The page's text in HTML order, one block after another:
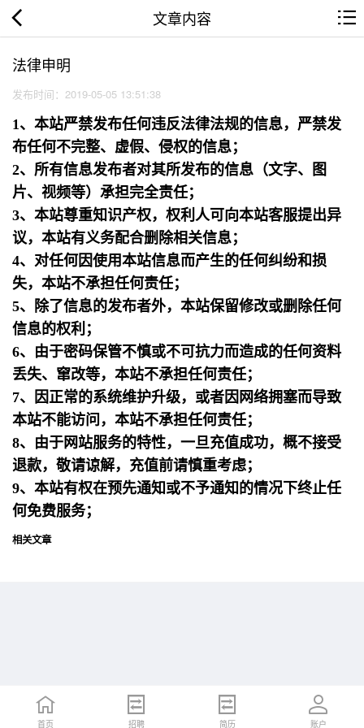
文章内容
法律申明
发布时间：2019-05-05 13:51:38
1、本站严禁发布任何违反法律法规的信息，严禁发
布任何不完整、虚假、侵权的信息；
2、所有信息发布者对其所发布的信息（文字、图
片、视频等）承担完全责任；
3、本站尊重知识产权，权利人可向本站客服提出异
议，本站有义务配合删除相关信息；
4、对任何因使用本站信息而产生的任何纠纷和损
失，本站不承担任何责任；
5、除了信息的发布者外，本站保留修改或删除任何
信息的权利；
6、由于密码保管不慎或不可抗力而造成的任何资料
丢失、窜改等，本站不承担任何责任；
7、因正常的系统维护升级，或者因网络拥塞而导致
本站不能访问，本站不承担任何责任；
8、由于网站服务的特性，一旦充值成功，概不接受
退款，敬请谅解，充值前请慎重考虑；
9、本站有权在预先通知或不予通知的情况下终止任
何免费服务；
相关文章
首页 招聘 简历 账户
首页 招聘 简历 账户